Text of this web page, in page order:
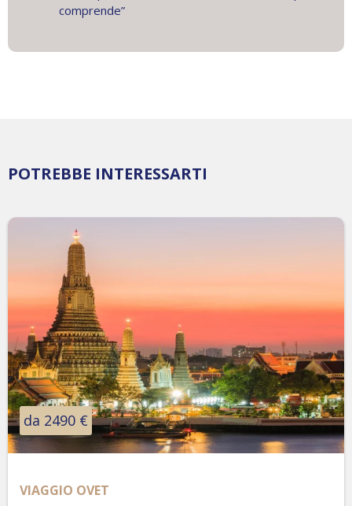
comprende”
POTREBBE INTERESSARTI
da 2490 €
VIAGGIO OVET